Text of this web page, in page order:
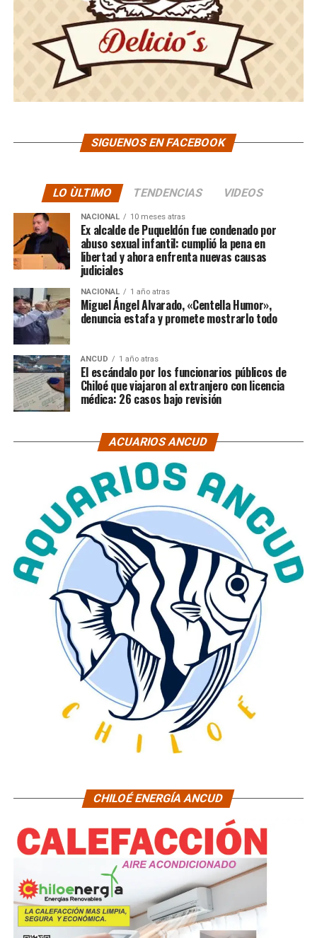
SIGUENOS EN FACEBOOK
LO ÙLTIMO TENDENCIAS VIDEOS
NACIONAL 10 meses atras
Ex alcalde de Puqueldón fue condenado por
abuso sexual infantil: cumplió la pena en
libertad y ahora enfrenta nuevas causas
judiciales
NACIONAL 1 año atras
Miguel Ángel Alvarado, «Centella Humor»,
denuncia estafa y promete mostrarlo todo
ANCUD 1 año atras
El escándalo por los funcionarios públicos de
Chiloé que viajaron al extranjero con licencia
médica: 26 casos bajo revisión
ACUARIOS ANCUD
CHILOÉ ENERGÍA ANCUD